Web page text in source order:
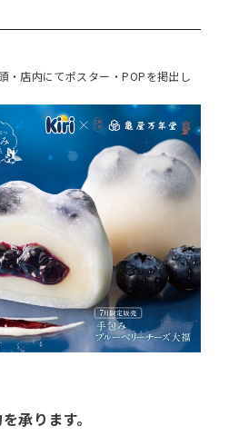
・店内にてポスター・POPを掲出し
承ります。